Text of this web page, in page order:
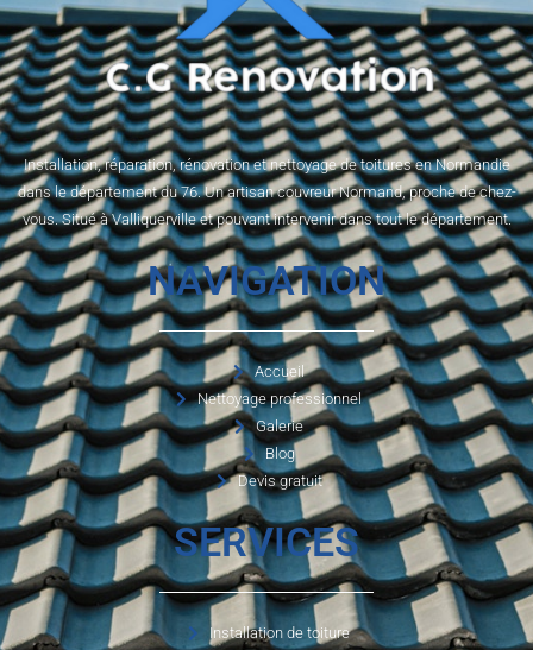
Installation, réparation, rénovation et nettoyage de toitures en Normandie
dans le département du 76. Un artisan couvreur Normand, proche de chez-
vous. Situé à Valliquerville et pouvant intervenir dans tout le département.
NAVIGATION
Accueil
Nettoyage professionnel
Galerie
Blog
Devis gratuit
SERVICES
Installation de toiture